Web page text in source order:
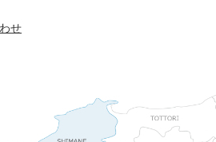
せ